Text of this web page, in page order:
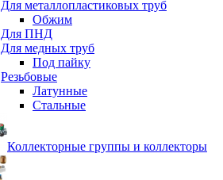
Для металлопластиковых труб
Обжим
Для ПНД
Для медных труб
Под пайку
Резьбовые
Латунные
Cтальные
Коллекторные группы и коллекторы